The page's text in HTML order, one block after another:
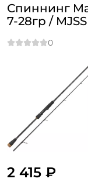
Спиннинг
7-28гр /
2 415 ₽